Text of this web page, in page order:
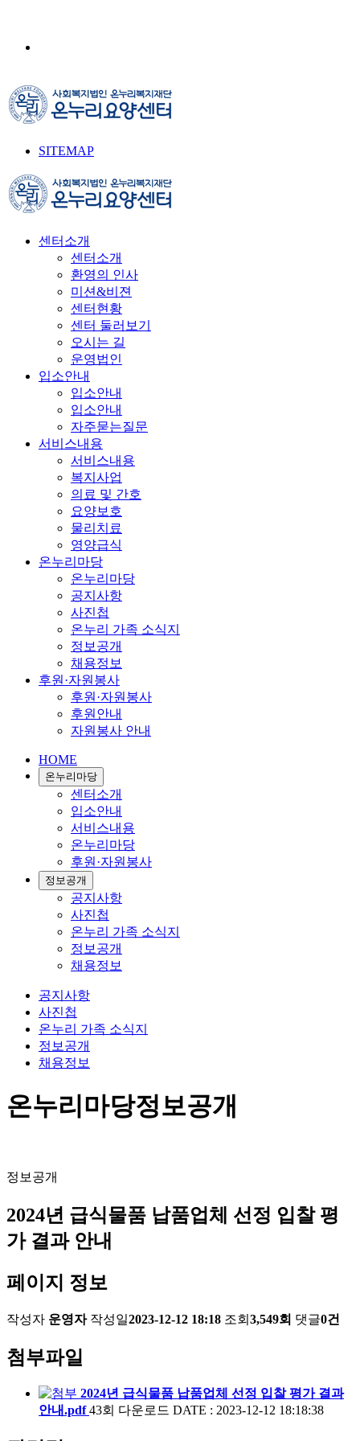
SITEMAP
센터소개
센터소개
환영의 인사
미션&비젼
센터현황
센터 둘러보기
오시는 길
운영법인
입소안내
입소안내
입소안내
자주묻는질문
서비스내용
서비스내용
복지사업
의료 및 간호
요양보호
물리치료
영양급식
온누리마당
온누리마당
공지사항
사진첩
온누리 가족 소식지
정보공개
채용정보
후원·자원봉사
후원·자원봉사
후원안내
자원봉사 안내
HOME
온누리마당
센터소개
입소안내
서비스내용
온누리마당
후원·자원봉사
정보공개
공지사항
사진첩
온누리 가족 소식지
정보공개
채용정보
공지사항
사진첩
온누리 가족 소식지
정보공개
채용정보
온누리마당정보공개
정보공개
2024년 급식물품 납품업체 선정 입찰 평
가 결과 안내
페이지 정보
작성자 운영자 작성일2023-12-12 18:18 조회 3,549회 댓글0건
첨부파일
2024년 급식물품 납품업체 선정 입찰 평가 결과
안내.pdf 43회 다운로드 DATE : 2023-12-12 18:18:38